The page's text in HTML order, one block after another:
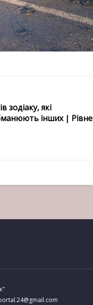
зодіаку, які
інших | Рівне